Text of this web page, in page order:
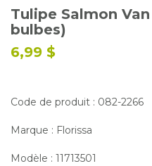
Tulipe Salmon
bulbes)
6,99 $
Code de produit : 082-2266
Marque : Florissa
Modèle : 11713501